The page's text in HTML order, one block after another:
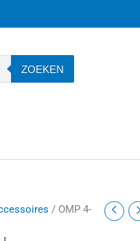
ZOEKEN
/ OMP 4-